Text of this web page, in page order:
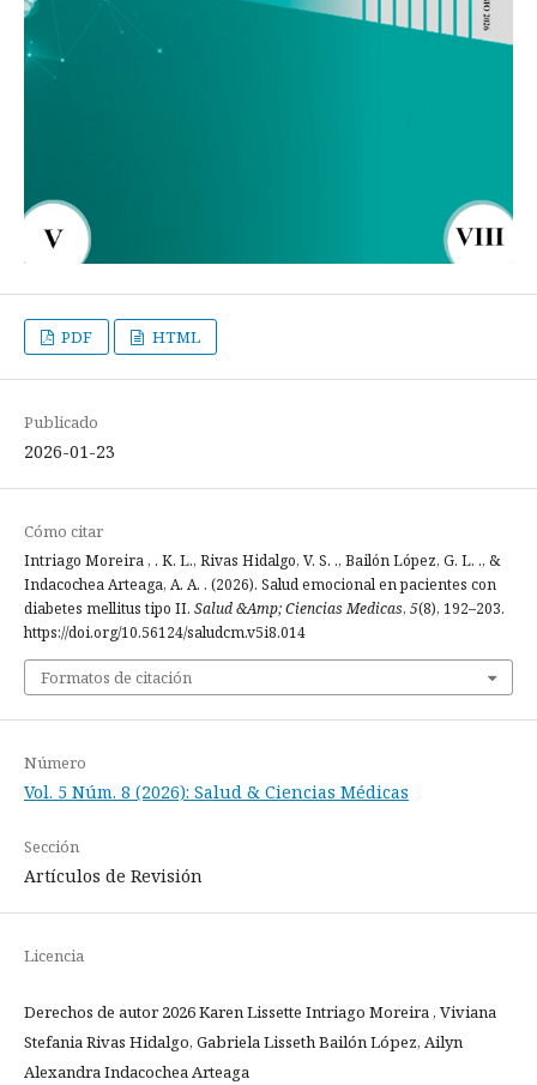
PDF HTML
Publicado
2026-01-23
Cómo citar
Intriago Moreira , . K. L., Rivas Hidalgo, V. S. ., Bailón López, G. L. ., &
Indacochea Arteaga, A. A. . (2026). Salud emocional en pacientes con
diabetes mellitus tipo II. Salud &Amp; Ciencias Medicas, 5(8), 192–203.
https://doi.org/10.56124/saludcm.v5i8.014
Formatos de citación
Número
Vol. 5 Núm. 8 (2026): Salud & Ciencias Médicas
Sección
Artículos de Revisión
Licencia
Derechos de autor 2026 Karen Lissette Intriago Moreira , Viviana
Stefania Rivas Hidalgo, Gabriela Lisseth Bailón López, Ailyn
Alexandra Indacochea Arteaga